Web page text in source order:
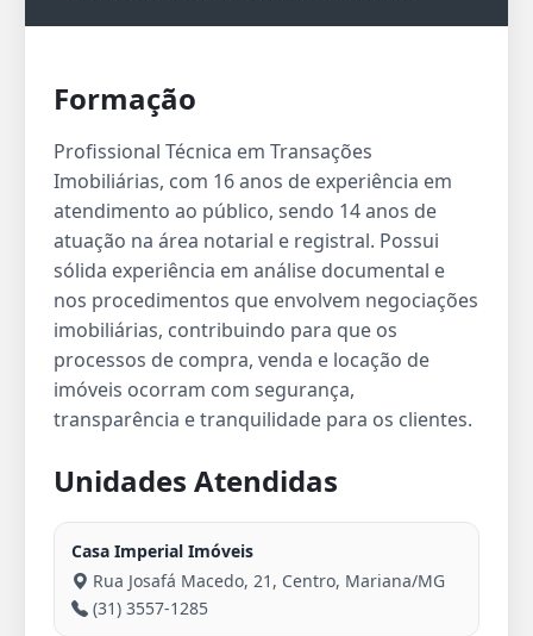
Formação
Profissional Técnica em Transações
Imobiliárias, com 16 anos de experiência em
atendimento ao público, sendo 14 anos de
atuação na área notarial e registral. Possui
sólida experiência em análise documental e
nos procedimentos que envolvem negociações
imobiliárias, contribuindo para que os
processos de compra, venda e locação de
imóveis ocorram com segurança,
transparência e tranquilidade para os clientes.
Unidades Atendidas
Casa Imperial Imóveis
Rua Josafá Macedo, 21, Centro, Mariana/MG
(31) 3557-1285